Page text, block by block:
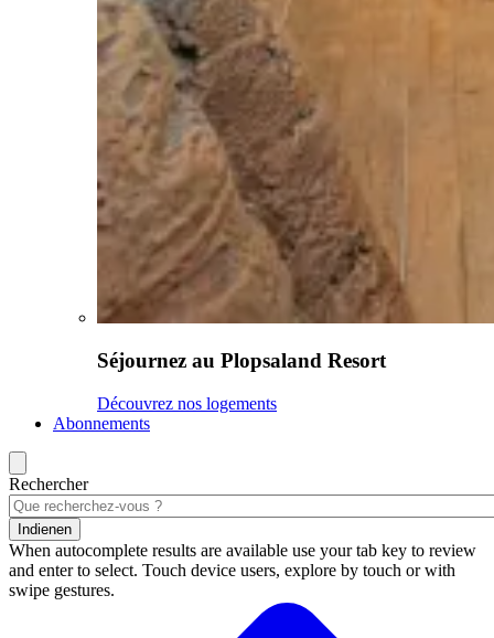
Séjournez au Plopsaland Resort
Découvrez nos logements
Abonnements
Rechercher
Indienen
When autocomplete results are available use your tab key to review
and enter to select. Touch device users, explore by touch or with
swipe gestures.